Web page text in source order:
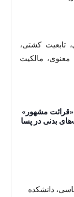
تابعیت کشتی،
معنوی، مالکیت
«قرائت مشهور»
بدنی در پسا
دانشکده